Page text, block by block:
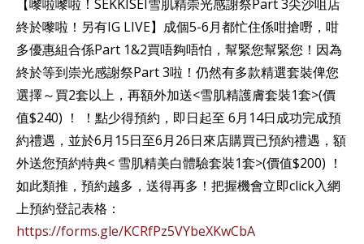
【嚟啦嚟啦！SEKKISEI雪肌精崇光感謝祭Part 3尖沙咀店
終於嚟啦！另有IG LIVE】成個5-6月都忙住係咁搶嘢，咁
多優惠組合係Part 1&2買唔夠唔怕，幫緊您幫緊您！因為
終於等到崇光感謝祭Part 3啦！仍然有多款精選套裝俾您
選擇～買2套以上，再額外加送<雪肌精護膚套裝1套>(價
值$240) ！ ！點少得預約，即日起至 6月14日成功完成預
約禮遇，並於6月15日至6月26日來店購買已預約禮遇，額
外送您預約特典< 雪肌精美白體驗套裝1套>(價值$200) ！
如此類推，預約越多，送得再多！把握機會立即click入網
上預約登記表格：
https://forms.gle/KCRfPz5VYbeXKwCbA